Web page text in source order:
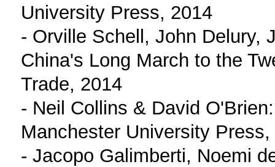
University Press, 2014
- Orville Schell, John Delury,
China's Long March to the
Trade, 2014
- Neil Collins & David
Manchester University Press,
- Jacopo Galimberti, Noemi